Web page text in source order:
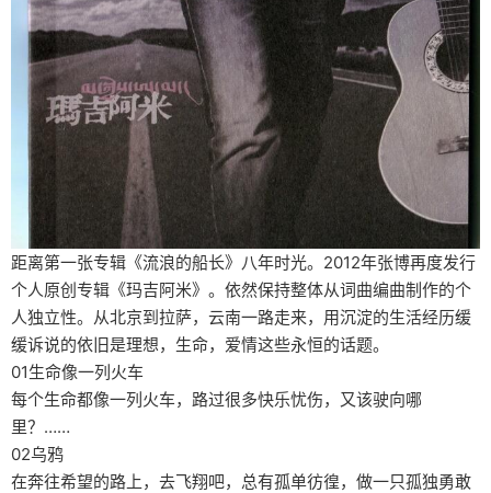
距离第一张专辑《流浪的船长》八年时光。2012年张博再度发行
个人原创专辑《玛吉阿米》。依然保持整体从词曲编曲制作的个
人独立性。从北京到拉萨，云南一路走来，用沉淀的生活经历缓
缓诉说的依旧是理想，生命，爱情这些永恒的话题。
01生命像一列火车
每个生命都像一列火车，路过很多快乐忧伤，又该驶向哪
里？……
02乌鸦
在奔往希望的路上，去飞翔吧，总有孤单彷徨，做一只孤独勇敢